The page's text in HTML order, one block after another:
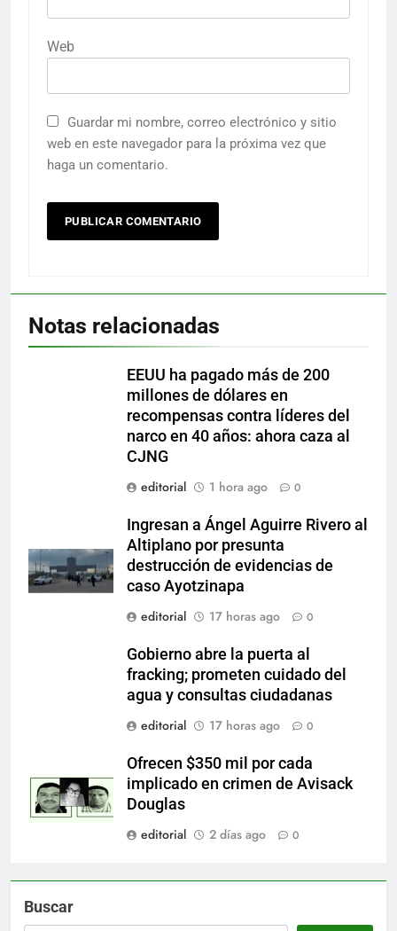
Web
Guardar mi nombre, correo electrónico y sitio
web en este navegador para la próxima vez que
haga un comentario.
Notas relacionadas
EEUU ha pagado más de 200
millones de dólares en
recompensas contra líderes del
narco en 40 años: ahora caza al
CJNG
editorial
1 hora ago 0
Ingresan a Ángel Aguirre Rivero al
Altiplano por presunta
destrucción de evidencias de
caso Ayotzinapa
editorial
17 horas ago 0
Gobierno abre la puerta al
fracking; prometen cuidado del
agua y consultas ciudadanas
editorial
17 horas ago 0
Ofrecen $350 mil por cada
implicado en crimen de Avisack
Douglas
editorial
2 días ago 0
Buscar